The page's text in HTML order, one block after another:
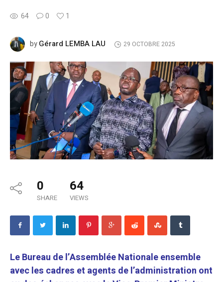
64 0 1
byGérard LEMBA LAU 29 OCTOBRE 2025
0
SHARE
64
VIEWS
Le Bureau de l’Assemblée Nationale ensemble
avec les cadres et agents de l’administration ont